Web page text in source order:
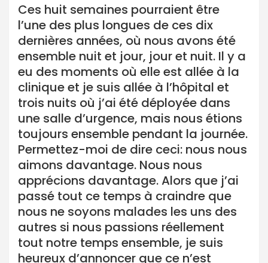
Ces huit semaines pourraient être
l’une des plus longues de ces dix
dernières années, où nous avons été
ensemble nuit et jour, jour et nuit. Il y a
eu des moments où elle est allée à la
clinique et je suis allée à l’hôpital et
trois nuits où j’ai été déployée dans
une salle d’urgence, mais nous étions
toujours ensemble pendant la journée.
Permettez-moi de dire ceci: nous nous
aimons davantage. Nous nous
apprécions davantage. Alors que j’ai
passé tout ce temps à craindre que
nous ne soyons malades les uns des
autres si nous passions réellement
tout notre temps ensemble, je suis
heureux d’annoncer que ce n’est